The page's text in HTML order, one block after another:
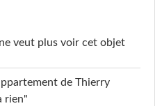
veut plus voir cet objet
de Thierry
rien"